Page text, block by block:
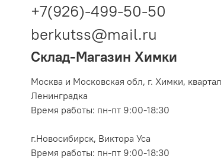
+7(926)-499-50-50
berkutss@mail.ru
Склад-Магазин Химки
Москва и Московская обл, г. Химки,
Ленинградка
Время работы: пн-пт 9:00-18:30
г.Новосибирск, Виктора Уса
Время работы: пн-пт 9:00-18:30